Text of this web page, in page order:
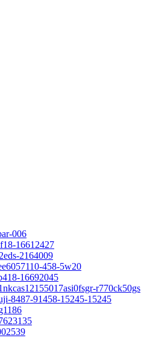
006
16612427
2164009
458-5w20
16692045
r770ck50gs
8487-91458-15245-15245